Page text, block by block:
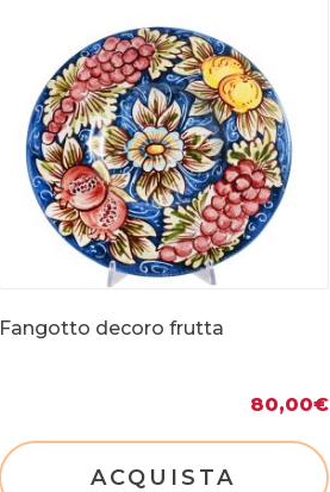
Fangotto decoro frutta
80,00€
ACQUISTA